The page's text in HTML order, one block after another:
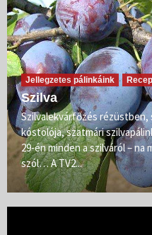
Jellegzetes pálinkáink
Szilva
Szilvalekvárfőzés rézüstben,
kóstolója, szatmári
29-én minden a szilváról –
szól… A TV2...